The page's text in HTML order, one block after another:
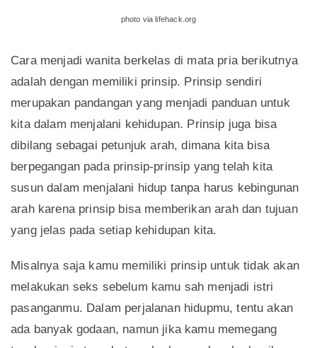
photo via lifehack.org
Cara menjadi wanita berkelas di mata pria berikutnya
adalah dengan memiliki prinsip. Prinsip sendiri
merupakan pandangan yang menjadi panduan untuk
kita dalam menjalani kehidupan. Prinsip juga bisa
dibilang sebagai petunjuk arah, dimana kita bisa
berpegangan pada prinsip-prinsip yang telah kita
susun dalam menjalani hidup tanpa harus kebingunan
arah karena prinsip bisa memberikan arah dan tujuan
yang jelas pada setiap kehidupan kita.
Misalnya saja kamu memiliki prinsip untuk tidak akan
melakukan seks sebelum kamu sah menjadi istri
pasanganmu. Dalam perjalanan hidupmu, tentu akan
ada banyak godaan, namun jika kamu memegang